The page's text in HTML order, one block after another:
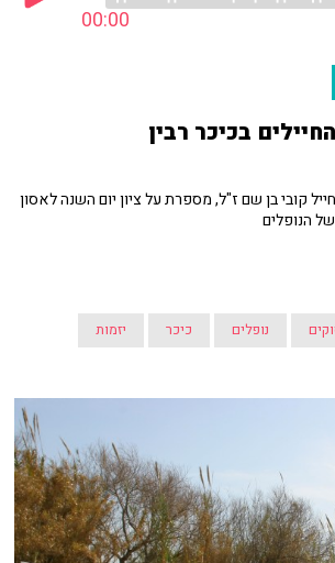
00:00
בכיכר רבין
קובי בן שם ז"ל, מספרת על ציון יום השנה לאסון
הנופלים
נופלים כיכר יזמות